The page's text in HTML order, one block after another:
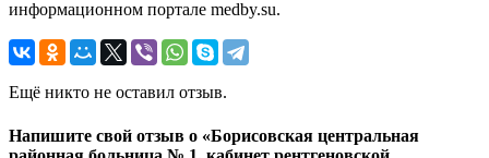
информационном портале medby.su.
Ещё никто не оставил отзыв.
Напишите свой отзыв о «Борисовская центральная